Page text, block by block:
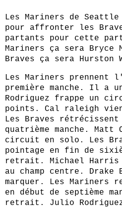
Les Mariners de
pour affronter les
partants pour cette
Mariners ça sera
Braves ça sera Hurston
Les Mariners prennent
première manche. Il a
Rodriguez frappe un
points. Cal raleigh
Les Braves
quatrième manche. Matt
circuit en solo. Les
pointage en fin de
retrait. Michael Harris
au champ centre. Drake
marquer. Les Mariners
en début de septième
retrait. Julio